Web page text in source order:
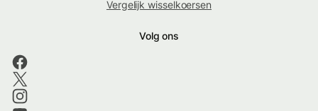
Vergelijk wisselkoersen
Volg ons